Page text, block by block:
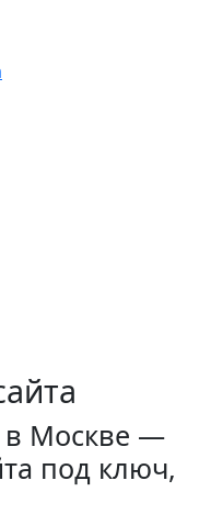
в Москве —
под ключ,